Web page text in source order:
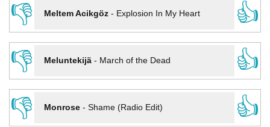
👎
Meltem Acikgöz- Explosion In My Heart
👍
👎
Meluntekijä- March of the Dead
👍
👎
Monrose- Shame (Radio Edit)
👍